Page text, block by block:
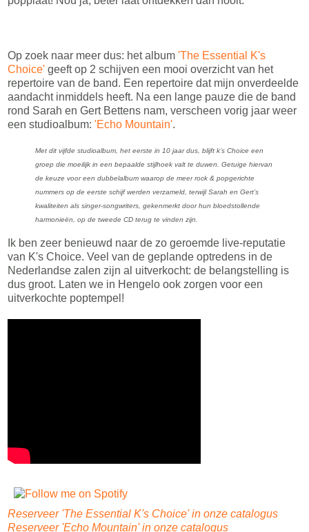
Op zoek naar meer dus: het album 'The Essential K's
Choice' geeft op 2 schijven een mooi overzicht van het
repertoire van de band. Een repertoire dat mijn onverdeelde
aandacht inmiddels heeft. Na een lange pauze die de band
rond Sarah en Gert Bettens nam, verscheen vorig jaar weer
een studioalbum: 'Echo Mountain'.
Met dit vijfde studioalbum, het eerste in 10 jaar dus, blijft k’s Choice een
groep die moeilijk in een bepaalde stijlhoek valt te duwen. Getuige hiervan
de keuze voor een dubbelalbum waarop de meer rock & popgerichte
nummers op de eerste schijf werden verzameld, terwijl Sarah en Gert’s
kwaliteiten als singer-songwriters, gekenmerkt door hun bloedstollende
harmonieën, op de tweede CD terug te vinden zijn.
Ik ben zeer benieuwd naar de zo geroemde live-reputatie
van K's Choice. Veel van de geplande optredens in de
Nederlandse zalen zijn al uitverkocht: de belangstelling is
dus groot. Laten we in Hengelo ook zorgen voor een
uitverkochte poptempel!
Reserveer 'The Essential K's Choice' in onze catalogus
Reserveer 'Echo Mountain' in onze catalogus